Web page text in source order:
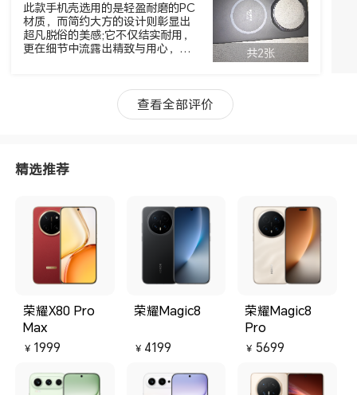
此款手机壳选用的是轻盈耐磨的PC
材质，而简约大方的设计则彰显出
超凡脱俗的美感;它不仅结实耐用，
更在细节中流露出精致与用心，让
共2张
查看全部评价
精选推荐
荣耀X80 Pro
Max
￥ 1999
荣耀Magic8
￥ 4199
荣耀Magic8
Pro
￥ 5699